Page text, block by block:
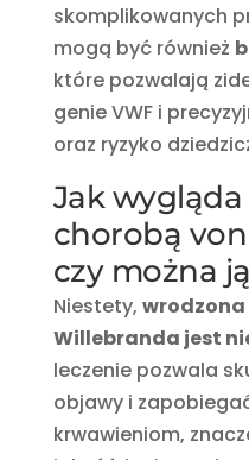
skomplikowanych
mogą być również
które pozwalają
genie VWF i
oraz ryzyko
Jak wygląda
chorobą
czy można
Niestety,
Willebranda jest
leczenie pozwala
objawy i
krwawieniom,